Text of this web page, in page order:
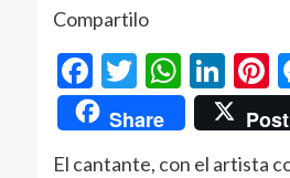
Compartilo
Facebook
Twitter
Share Post
El cantante, con el artista